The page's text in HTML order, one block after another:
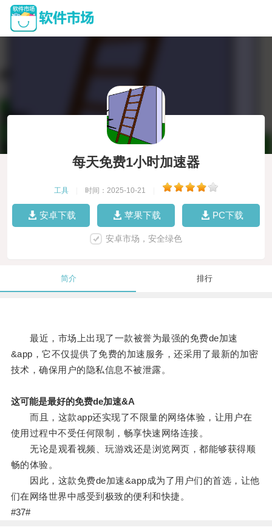
每天免费1小时加速器
工具 时间：2025-10-21
安卓下载 苹果下载 PC下载
安卓市场，安全绿色
简介 排行
最近，市场上出现了一款被誉为最强的免费de加速
&app，它不仅提供了免费的加速服务，还采用了最新的加密
技术，确保用户的隐私信息不被泄露。
这可能是最好的免费de加速&A
而且，这款app还实现了不限量的网络体验，让用户在
使用过程中不受任何限制，畅享快速网络连接。
无论是观看视频、玩游戏还是浏览网页，都能够获得顺
畅的体验。
因此，这款免费de加速&app成为了用户们的首选，让他
们在网络世界中感受到极致的便利和快捷。
#37#